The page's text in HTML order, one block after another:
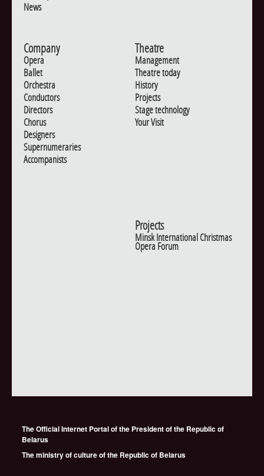
News
Company
Opera
Ballet
Orchestra
Conductors
Directors
Chorus
Designers
Supernumeraries
Accompanists
Theatre
Management
Theatre today
History
Projects
Stage technology
Your Visit
Projects
Minsk International Christmas
Opera Forum
The Official Internet Portal of the President of the Republic of
Belarus
The ministry of culture of the Republic of Belarus